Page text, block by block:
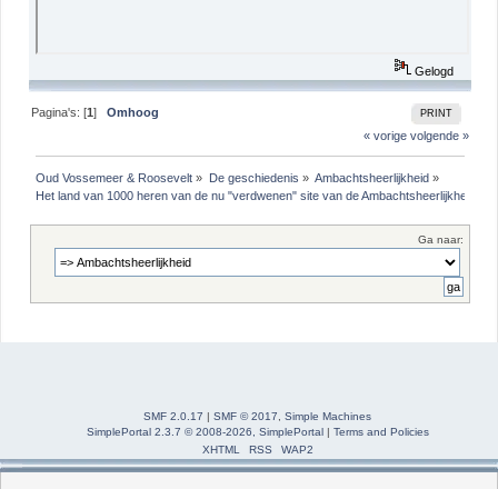
Gelogd
PRINT
Pagina's: [1]Omhoog
« vorige volgende »
Oud Vossemeer & Roosevelt » De geschiedenis » Ambachtsheerlijkheid»
Het land van 1000 heren van de nu "verdwenen" site van de Ambachtsheerlijkheid
Ga naar:
SMF 2.0.17 | SMF © 2017
Simple Machines
SimplePortal 2.3.7 © 2008-2026, SimplePortal| Terms and Policies
XHTML
RSS WAP2